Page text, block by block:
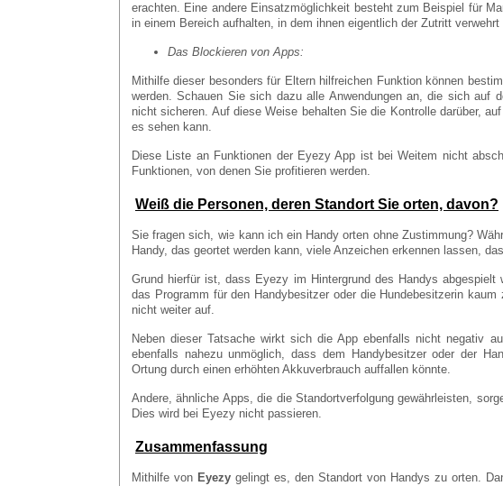
erachten. Eine andere Einsatzmöglichkeit besteht zum Beispiel für
in einem Bereich aufhalten, in dem ihnen eigentlich der Zutritt verwehrt
Das Blockieren von Apps:
Mithilfe dieser besonders für Eltern hilfreichen Funktion können
werden. Schauen Sie sich dazu alle Anwendungen an, die sich auf
nicht sicheren. Auf diese Weise behalten Sie die Kontrolle darüber,
es sehen kann.
Diese Liste an Funktionen der Eyezy App ist bei Weitem nicht
Funktionen, von denen Sie profitieren werden.
Weiß die Personen, deren Standort Sie orten, davon?
Sie fragen sich, wie kann ich ein Handy orten ohne Zustimmung?
Handy, das geortet werden kann, viele Anzeichen erkennen lassen,
Grund hierfür ist, dass Eyezy im Hintergrund des Handys
das Programm für den Handybesitzer oder die Hundebesitzerin
nicht weiter auf.
Neben dieser Tatsache wirkt sich die App ebenfalls nicht negativ
ebenfalls nahezu unmöglich, dass dem Handybesitzer oder der
Ortung durch einen erhöhten Akkuverbrauch auffallen könnte.
Andere, ähnliche Apps, die die Standortverfolgung gewährleisten,
Dies wird bei Eyezy nicht passieren.
Zusammenfassung
Mithilfe von Eyezy gelingt es, den Standort von Handys zu orten.